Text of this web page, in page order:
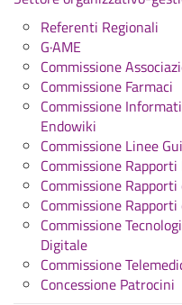
Referenti Regionali
G·AME
Commissione
Commissione Farmaci
Commissione
Endowiki
Commissione Linee
Commissione
Commissione
Commissione
Commissione
Digitale
Commissione
Concessione Patrocini